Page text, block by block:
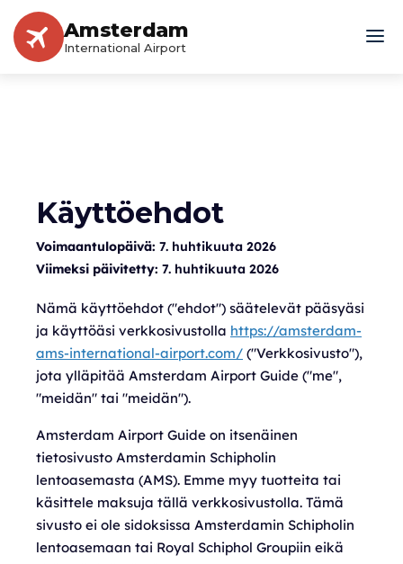
Amsterdam
International Airport
Käyttöehdot
Voimaantulopäivä: 7. huhtikuuta 2026
Viimeksi päivitetty: 7. huhtikuuta 2026
Nämä käyttöehdot ("ehdot") säätelevät pääsyäsi
ja käyttöäsi verkkosivustolla https://amsterdam-
ams-international-airport.com/ ("Verkkosivusto"),
jota ylläpitää Amsterdam Airport Guide ("me",
"meidän" tai "meidän").
Amsterdam Airport Guide on itsenäinen
tietosivusto Amsterdamin Schipholin
lentoasemasta (AMS). Emme myy tuotteita tai
käsittele maksuja tällä verkkosivustolla. Tämä
sivusto ei ole sidoksissa Amsterdamin Schipholin
lentoasemaan tai Royal Schiphol Groupiin eikä